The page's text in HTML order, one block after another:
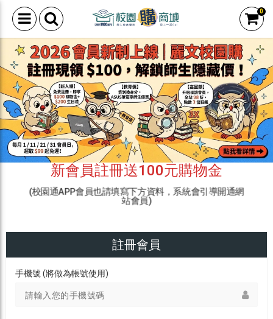
0
新會員註冊送100元購物金
(校園通APP會員也請填寫下方資料，系統會引導開通網
站會員)
註冊會員
手機號 (將做為帳號使用)